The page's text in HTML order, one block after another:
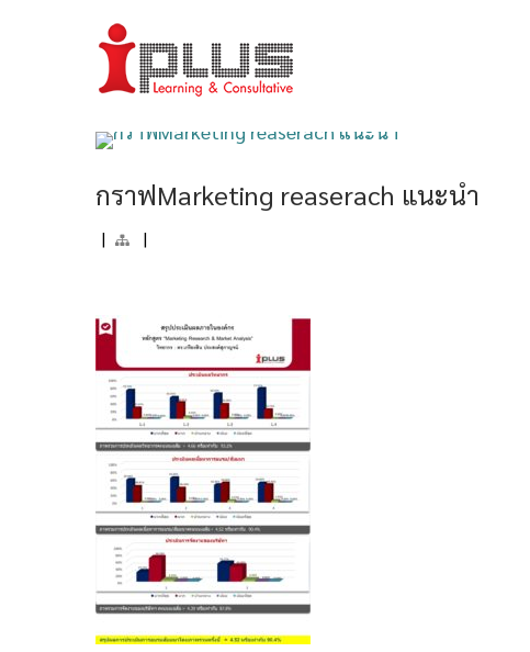
กราฟMarketing reaserach แนะนำ
| |